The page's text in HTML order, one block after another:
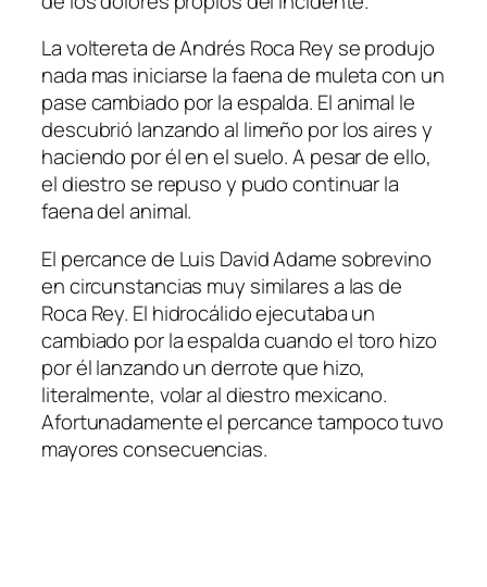
La voltereta de Andrés Roca Rey se produjo
nada mas iniciarse la faena de muleta con un
pase cambiado por la espalda. El animal le
descubrió lanzando al limeño por los aires y
haciendo por él en el suelo. A pesar de ello,
el diestro se repuso y pudo continuar la
faena del animal.
El percance de Luis David Adame sobrevino
en circunstancias muy similares a las de
Roca Rey. El hidrocálido ejecutaba un
cambiado por la espalda cuando el toro hizo
por él lanzando un derrote que hizo,
literalmente, volar al diestro mexicano.
Afortunadamente el percance tampoco tuvo
mayores consecuencias.